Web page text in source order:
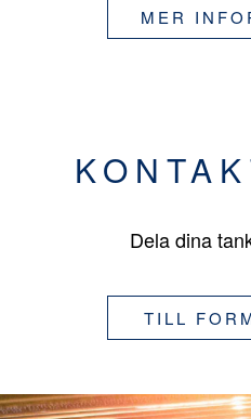
MER
Dela dina
TILL